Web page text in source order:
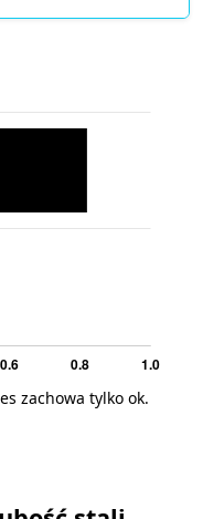
zachowa tylko ok.